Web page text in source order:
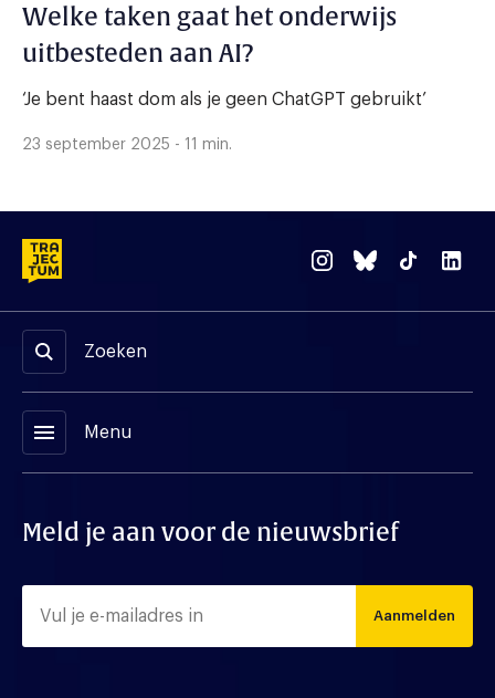
Welke taken gaat het onderwijs
uitbesteden aan AI?
‘Je bent haast dom als je geen ChatGPT gebruikt’
23 september 2025 - 11 min.
Zoeken
menu Menu
Meld je aan voor de nieuwsbrief
Aanmelden